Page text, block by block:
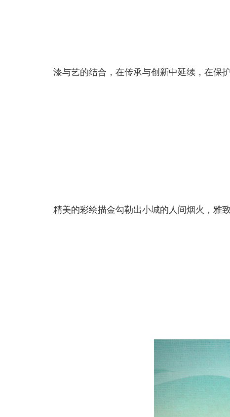
漆与艺的结合，在传承与创新中延续，在保
精美的彩绘描金勾勒出小城的人间烟火，雅